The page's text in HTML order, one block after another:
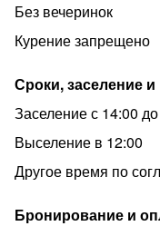
Без вечеринок
Курение запрещено
Сроки, заселение
Заселение с 14:00
Выселение в 12:00
Другое время по
Бронирование и